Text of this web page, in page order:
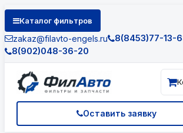
Каталог фильтров
zakaz@filavto-engels.ru
8(8453)77-13-
8(902)048-36-20
Оставить заявку